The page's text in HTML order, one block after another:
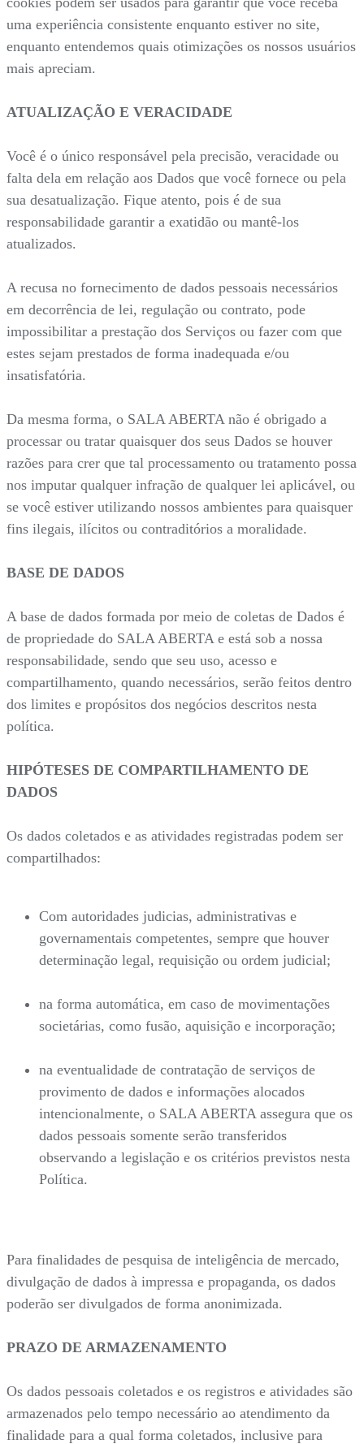
uma experiência consistente enquanto estiver no site,
enquanto entendemos quais otimizações os nossos usuários
mais apreciam.
ATUALIZAÇÃO E VERACIDADE
Você é o único responsável pela precisão, veracidade ou
falta dela em relação aos Dados que você fornece ou pela
sua desatualização. Fique atento, pois é de sua
responsabilidade garantir a exatidão ou mantê-los
atualizados.
A recusa no fornecimento de dados pessoais necessários
em decorrência de lei, regulação ou contrato, pode
impossibilitar a prestação dos Serviços ou fazer com que
estes sejam prestados de forma inadequada e/ou
insatisfatória.
Da mesma forma, o SALA ABERTA não é obrigado a
processar ou tratar quaisquer dos seus Dados se houver
razões para crer que tal processamento ou tratamento possa
nos imputar qualquer infração de qualquer lei aplicável, ou
se você estiver utilizando nossos ambientes para quaisquer
fins ilegais, ilícitos ou contraditórios a moralidade.
BASE DE DADOS
A base de dados formada por meio de coletas de Dados é
de propriedade do SALA ABERTA e está sob a nossa
responsabilidade, sendo que seu uso, acesso e
compartilhamento, quando necessários, serão feitos dentro
dos limites e propósitos dos negócios descritos nesta
política.
HIPÓTESES DE COMPARTILHAMENTO DE
DADOS
Os dados coletados e as atividades registradas podem ser
compartilhados:
Com autoridades judicias, administrativas e
governamentais competentes, sempre que houver
determinação legal, requisição ou ordem judicial;
na forma automática, em caso de movimentações
societárias, como fusão, aquisição e incorporação;
na eventualidade de contratação de serviços de
provimento de dados e informações alocados
intencionalmente, o SALA ABERTA assegura que os
dados pessoais somente serão transferidos
observando a legislação e os critérios previstos nesta
Política.
Para finalidades de pesquisa de inteligência de mercado,
divulgação de dados à impressa e propaganda, os dados
poderão ser divulgados de forma anonimizada.
PRAZO DE ARMAZENAMENTO
Os dados pessoais coletados e os registros e atividades são
armazenados pelo tempo necessário ao atendimento da
finalidade para a qual forma coletados, inclusive para